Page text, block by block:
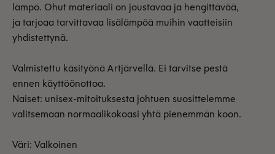
lämpö. Ohut materiaali on joustavaa ja hengittävää,
ja tarjoaa tarvittavaa lisälämpöä muihin vaatteisiin
yhdistettynä.
Valmistettu käsityönä Artjärvellä. Ei tarvitse pestä
ennen käyttöönottoa.
Naiset: unisex-mitoituksesta johtuen suosittelemme
valitsemaan normaalikokoasi yhtä pienemmän koon.
Väri: Valkoinen